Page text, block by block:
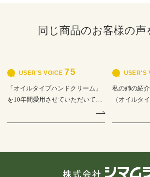
同じ商品のお客様の声
USER'S VOICE 75
「オイルタイプハンドクリーム」
を10年間愛用させていただいてお
USER'S
私の姉の紹
（オイルタ
そ…